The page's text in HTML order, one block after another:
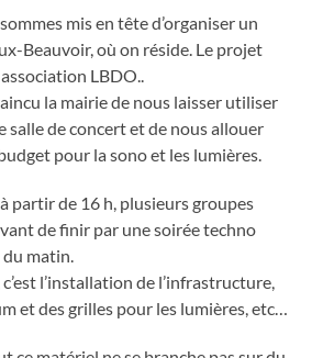
mis en tête d’organiser un
Beauvoir, où on réside. Le projet
LBDO..
la mairie de nous laisser utiliser
salle de concert et de nous allouer
pour la sono et les lumières.
partir de 16 h, plusieurs groupes
de finir par une soirée techno
matin.
l’installation de l’infrastructure,
et des grilles pour les lumières, etc…